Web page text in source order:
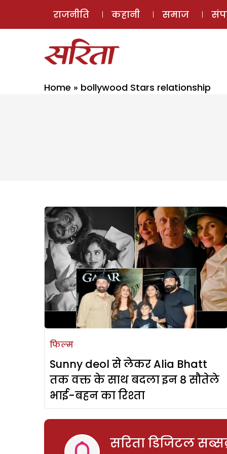
राजनीति कहानी समाज
Home » bollywood Stars relationship
फिल्म
Sunny deol से लेकर Alia Bhatt
तक वक्त के साथ बदला इन 8 सौतेले
भाई-बहन का रिश्ता
सरिता डिजिटल